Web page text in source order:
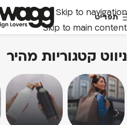
Skip to navigation
Skip to main content
תפריט
ניווט קטגוריות מהיר